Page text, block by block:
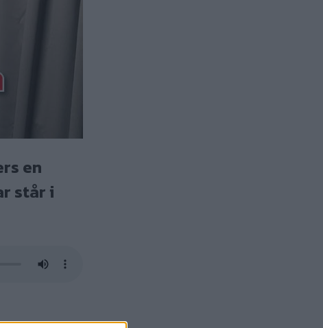
en
står i